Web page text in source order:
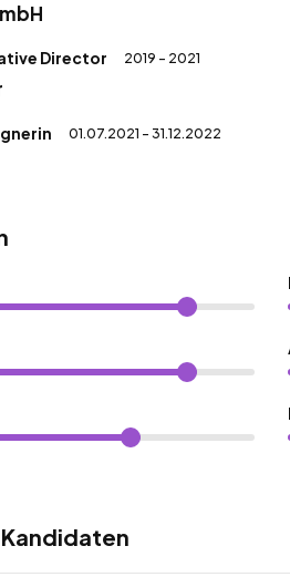
Director 2019 - 2021
01.07.2021 - 31.12.2022